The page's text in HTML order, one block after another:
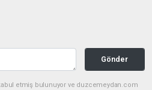
Gönder
etmiş bulunuyor ve duzcemeydan.com